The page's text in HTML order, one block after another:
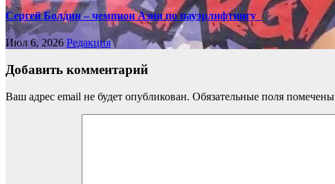
Сергей Болдин – чемпион Азии по пауэрлифтингу
Июл 6, 2026 Редакция
Добавить комментарий
Ваш адрес email не будет опубликован. Обязательные поля помечены